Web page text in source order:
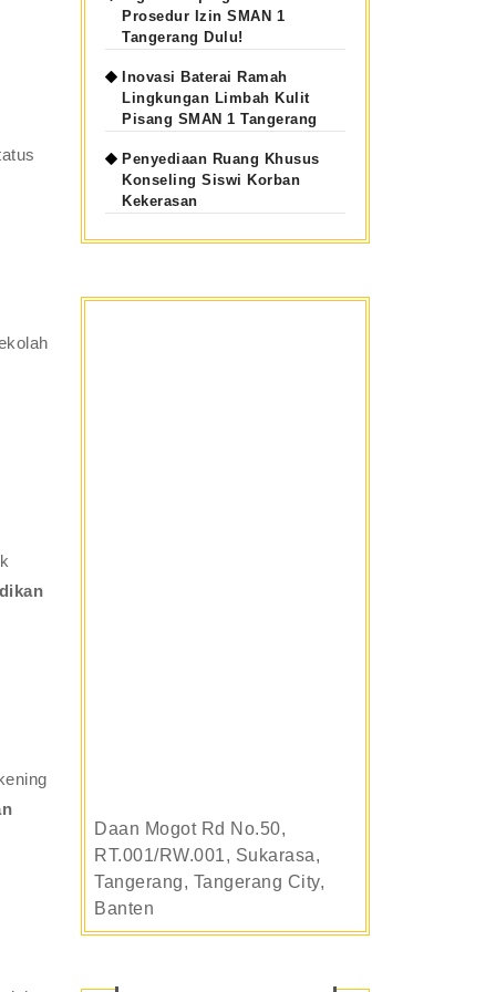
Prosedur Izin SMAN 1
Tangerang Dulu!
Inovasi Baterai Ramah
Lingkungan Limbah Kulit
Pisang SMAN 1 Tangerang
Penyediaan Ruang Khusus
Konseling Siswi Korban
Kekerasan
Daan Mogot Rd No.50,
RT.001/RW.001, Sukarasa,
Tangerang, Tangerang City,
Banten